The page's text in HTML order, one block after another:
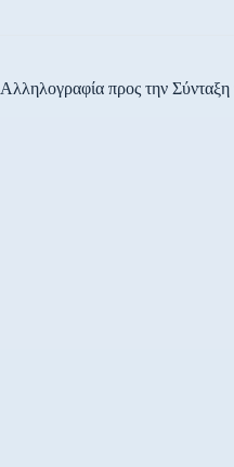
Αλληλογραφία προς την Σύνταξη